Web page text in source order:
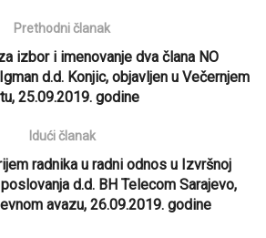
Prethodni članak
izbor i imenovanje dva člana NO
d.d. Konjic, objavljen u Večernjem
25.09.2019. godine
Idući članak
radnika u radni odnos u Izvršnoj
d.d. BH Telecom Sarajevo,
avazu, 26.09.2019. godine